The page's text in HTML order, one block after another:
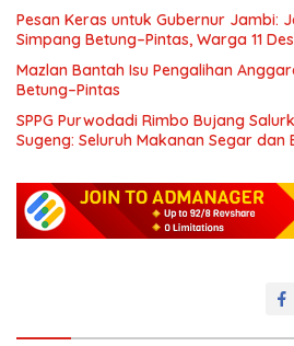
Pesan Keras untuk Gubernur Jambi:
Simpang Betung–Pintas, Warga 11
Mazlan Bantah Isu Pengalihan
Betung–Pintas
SPPG Purwodadi Rimbo Bujang
Sugeng: Seluruh Makanan Segar